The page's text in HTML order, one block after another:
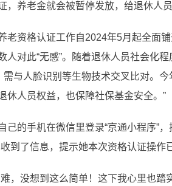
，养老金就会被暂停发放，给退休人
资格认证工作自2024年5月起全面铺
人对此“无感”。随着退休人员社会化
需与人脸识别等生物技术交叉比对。
休人员权益，也保障社保基金安全。”
手机在微信里登录“京通小程序”，
到了信息，提示她本次资格认证操作
没想到这么简单！这下我心里也踏实